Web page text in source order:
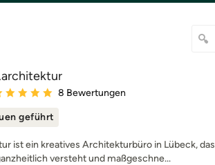
Bewertung: 5 von 5 Sternen
8 Bewertungen
geführt
ist ein kreatives Architekturbüro in Lübeck, das
versteht und maßgeschne...